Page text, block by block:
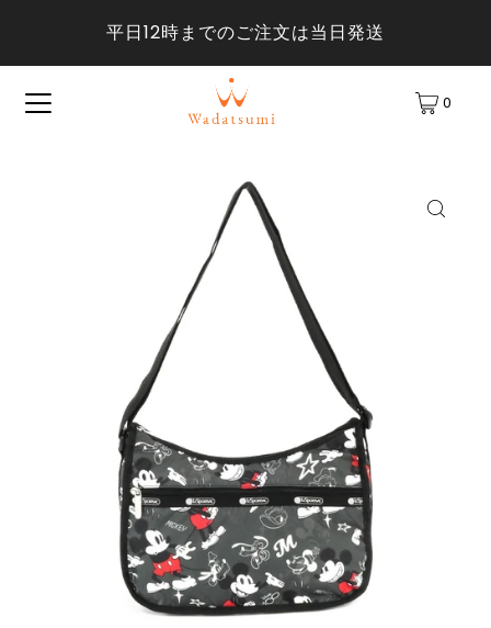
平日12時までのご注文は当日発送
0